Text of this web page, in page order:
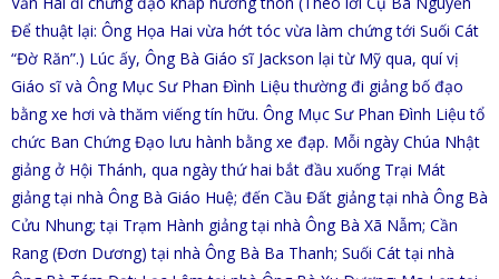
Để thuật lại: Ông Họa Hai vừa hớt tóc vừa làm chứng tới Suối Cát
“Đờ Răn”.) Lúc ấy, Ông Bà Giáo sĩ Jackson lại từ Mỹ qua, quí vị
Giáo sĩ và Ông Mục Sư Phan Đình Liệu thường đi giảng bố đạo
bằng xe hơi và thăm viếng tín hữu. Ông Mục Sư Phan Đình Liệu tổ
chức Ban Chứng Đạo lưu hành bằng xe đạp. Mỗi ngày Chúa Nhật
giảng ở Hội Thánh, qua ngày thứ hai bắt đầu xuống Trại Mát
giảng tại nhà Ông Bà Giáo Huệ; đến Cầu Đất giảng tại nhà Ông Bà
Cửu Nhung; tại Trạm Hành giảng tại nhà Ông Bà Xã Nẫm; Cần
Rang (Đơn Dương) tại nhà Ông Bà Ba Thanh; Suối Cát tại nhà